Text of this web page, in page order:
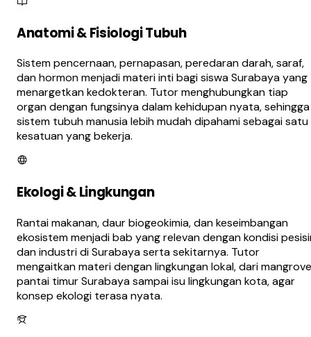
Anatomi & Fisiologi Tubuh
Sistem pencernaan, pernapasan, peredaran darah, saraf,
dan hormon menjadi materi inti bagi siswa Surabaya yang
menargetkan kedokteran. Tutor menghubungkan tiap
organ dengan fungsinya dalam kehidupan nyata, sehingga
sistem tubuh manusia lebih mudah dipahami sebagai satu
kesatuan yang bekerja.
Ekologi & Lingkungan
Rantai makanan, daur biogeokimia, dan keseimbangan
ekosistem menjadi bab yang relevan dengan kondisi
dan industri di Surabaya serta sekitarnya. Tutor
mengaitkan materi dengan lingkungan lokal, dari mangrove
pantai timur Surabaya sampai isu lingkungan kota, agar
konsep ekologi terasa nyata.